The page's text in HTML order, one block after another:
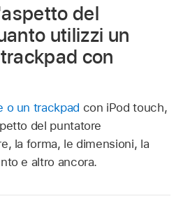
del
utilizzi un
con
o un trackpad con iPod touch,
del puntatore
la forma, le dimensioni, la
e altro ancora.